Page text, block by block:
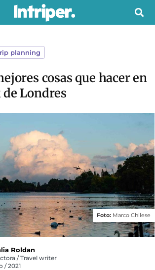
planning
cosas que hacer en
Londres
Foto: Marco Chilese
Roldan
/ Travel writer
/ 2021